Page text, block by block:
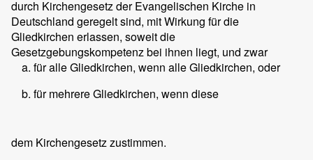
durch Kirchengesetz der Evangelischen Kirche in
Deutschland geregelt sind, mit Wirkung für die
Gliedkirchen erlassen, soweit die
Gesetzgebungskompetenz bei ihnen liegt, und zwar
für alle Gliedkirchen, wenn alle Gliedkirchen, oder
für mehrere Gliedkirchen, wenn diese
dem Kirchengesetz zustimmen.